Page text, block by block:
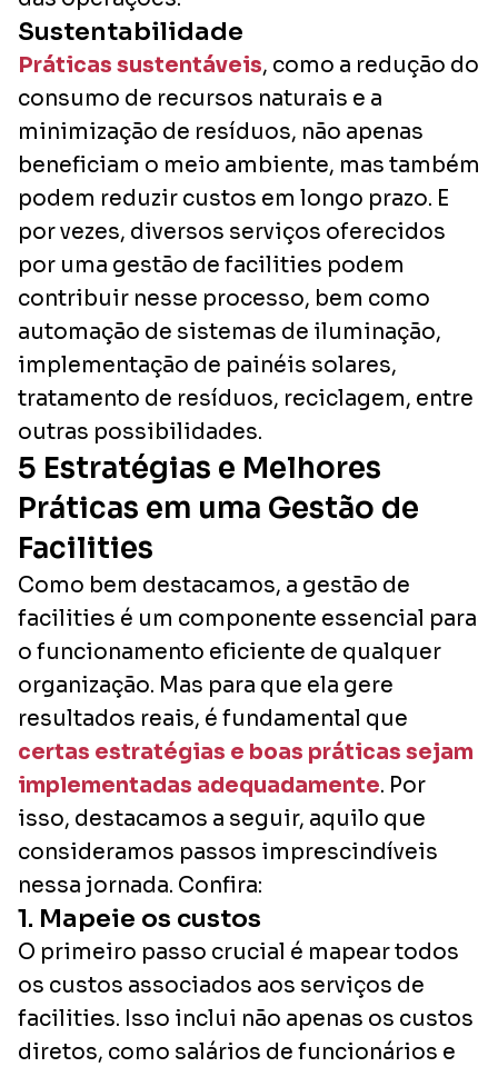
Sustentabilidade
Práticas sustentáveis, como a redução do
consumo de recursos naturais e a
minimização de resíduos, não apenas
beneficiam o meio ambiente, mas também
podem reduzir custos em longo prazo. E
por vezes, diversos serviços oferecidos
por uma gestão de facilities podem
contribuir nesse processo, bem como
automação de sistemas de iluminação,
implementação de painéis solares,
tratamento de resíduos, reciclagem, entre
outras possibilidades.
5 Estratégias e Melhores
Práticas em uma Gestão de
Facilities
Como bem destacamos, a gestão de
facilities é um componente essencial para
o funcionamento eficiente de qualquer
organização. Mas para que ela gere
resultados reais, é fundamental que
certas estratégias e boas práticas sejam
implementadas adequadamente. Por
isso, destacamos a seguir, aquilo que
consideramos passos imprescindíveis
nessa jornada. Confira:
1. Mapeie os custos
O primeiro passo crucial é mapear todos
os custos associados aos serviços de
facilities. Isso inclui não apenas os custos
diretos, como salários de funcionários e